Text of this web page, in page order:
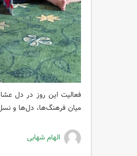
فعالیت‌ این روز در دل
میان فرهنگ‌ها، دل‌ها و
الهام شهابی